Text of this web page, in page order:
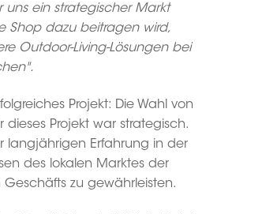
uns ein strategischer Markt
Shop dazu beitragen wird,
Outdoor-Living-Lösungen bei
Projekt: Die Wahl von
dieses Projekt war strategisch.
langjährigen Erfahrung in der
des lokalen Marktes der
zu gewährleisten.